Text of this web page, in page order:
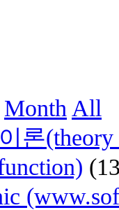
Month All
론(theory